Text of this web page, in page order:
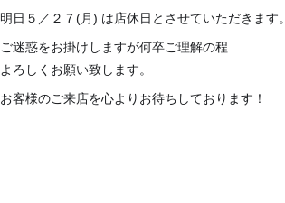
明日５／２７(月) は店休日とさせていただきます。
ご迷惑をお掛けしますが何卒ご理解の程
よろしくお願い致します。
お客様のご来店を心よりお待ちしております！